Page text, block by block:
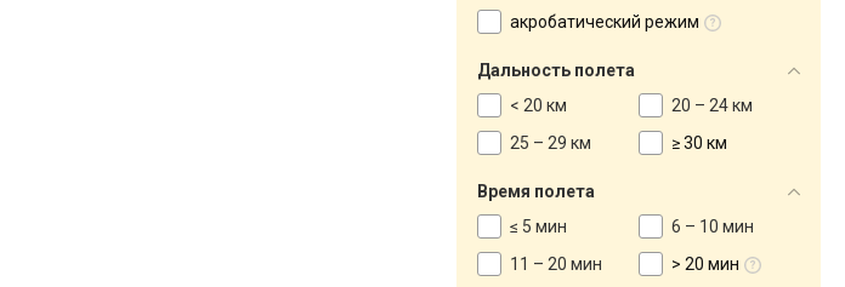
акробатический режим
Дальность полета
< 20 км
20 – 24 км
25 – 29 км
≥ 30 км
Время полета
≤ 5 мин
6 – 10 мин
11 – 20 мин
> 20 мин